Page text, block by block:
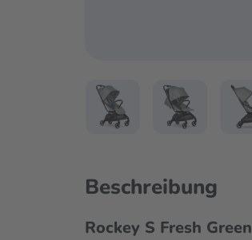
Beschreibung
Rockey S Fresh Green